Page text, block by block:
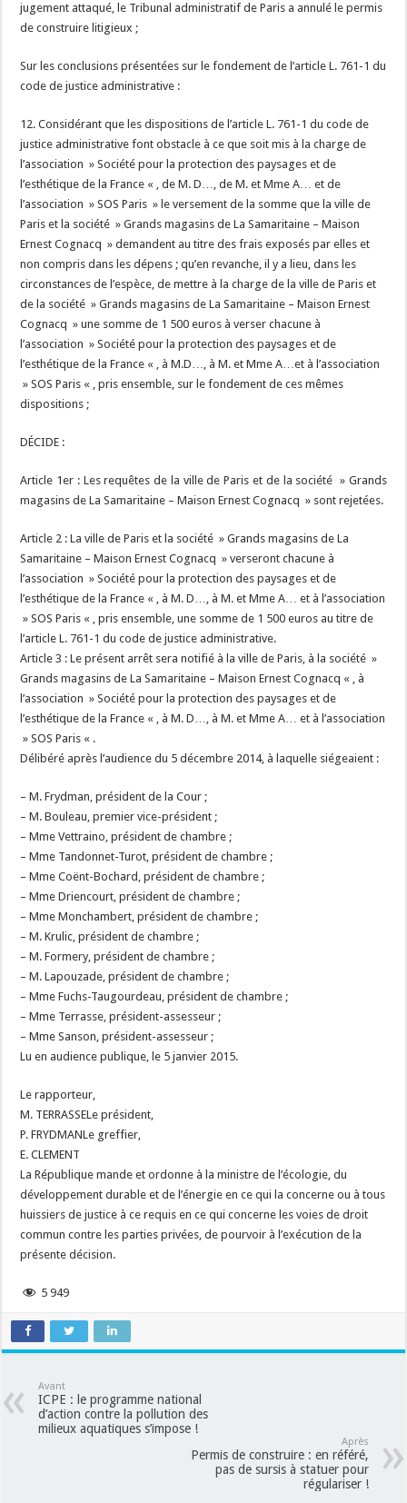
jugement attaqué, le Tribunal administratif de Paris a annulé le permis
de construire litigieux ;
Sur les conclusions présentées sur le fondement de l’article L. 761-1 du
code de justice administrative :
12. Considérant que les dispositions de l’article L. 761-1 du code de
justice administrative font obstacle à ce que soit mis à la charge de
l’association » Société pour la protection des paysages et de
l’esthétique de la France « , de M. D…, de M. et Mme A… et de
l’association » SOS Paris » le versement de la somme que la ville de
Paris et la société » Grands magasins de La Samaritaine – Maison
Ernest Cognacq » demandent au titre des frais exposés par elles et
non compris dans les dépens ; qu’en revanche, il y a lieu, dans les
circonstances de l’espèce, de mettre à la charge de la ville de Paris et
de la société » Grands magasins de La Samaritaine – Maison Ernest
Cognacq » une somme de 1 500 euros à verser chacune à
l’association » Société pour la protection des paysages et de
l’esthétique de la France « , à M.D…, à M. et Mme A…et à l’association
» SOS Paris « , pris ensemble, sur le fondement de ces mêmes
dispositions ;
DÉCIDE :
Article 1er : Les requêtes de la ville de Paris et de la société » Grands
magasins de La Samaritaine – Maison Ernest Cognacq » sont rejetées.
Article 2 : La ville de Paris et la société » Grands magasins de La
Samaritaine – Maison Ernest Cognacq » verseront chacune à
l’association » Société pour la protection des paysages et de
l’esthétique de la France « , à M. D…, à M. et Mme A… et à l’association
» SOS Paris « , pris ensemble, une somme de 1 500 euros au titre de
l’article L. 761-1 du code de justice administrative.
Article 3 : Le présent arrêt sera notifié à la ville de Paris, à la société »
Grands magasins de La Samaritaine – Maison Ernest Cognacq « , à
l’association » Société pour la protection des paysages et de
l’esthétique de la France « , à M. D…, à M. et Mme A… et à l’association
» SOS Paris « .
Délibéré après l’audience du 5 décembre 2014, à laquelle siégeaient :
– M. Frydman, président de la Cour ;
– M. Bouleau, premier vice-président ;
– Mme Vettraino, président de chambre ;
– Mme Tandonnet-Turot, président de chambre ;
– Mme Coënt-Bochard, président de chambre ;
– Mme Driencourt, président de chambre ;
– Mme Monchambert, président de chambre ;
– M. Krulic, président de chambre ;
– M. Formery, président de chambre ;
– M. Lapouzade, président de chambre ;
– Mme Fuchs-Taugourdeau, président de chambre ;
– Mme Terrasse, président-assesseur ;
– Mme Sanson, président-assesseur ;
Lu en audience publique, le 5 janvier 2015.
Le rapporteur,
M. TERRASSELe président,
P. FRYDMANLe greffier,
E. CLEMENT
La République mande et ordonne à la ministre de l’écologie, du
développement durable et de l’énergie en ce qui la concerne ou à tous
huissiers de justice à ce requis en ce qui concerne les voies de droit
commun contre les parties privées, de pourvoir à l’exécution de la
présente décision.
5 949
Avant
ICPE : le programme national
d’action contre la pollution des
milieux aquatiques s’impose !
Après
Permis de construire : en référé,
pas de sursis à statuer pour
régulariser !